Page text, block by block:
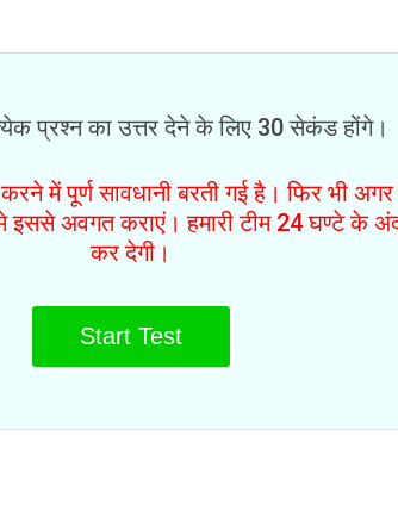
प्रश्न का उत्तर देने के लिए 30 सेकंड होंगे।
में पूर्ण सावधानी बरती गई है। फिर भी
इससे अवगत कराएं। हमारी टीम 24 घण्टे के
कर देगी।
Start Test